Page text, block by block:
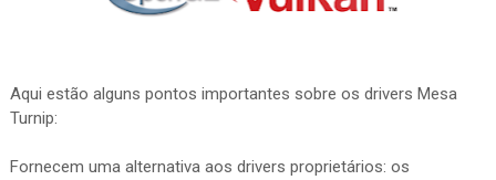
Aqui estão alguns pontos importantes sobre os drivers Mesa
Turnip:
Fornecem uma alternativa aos drivers proprietários: os